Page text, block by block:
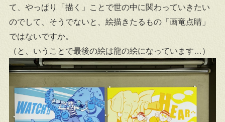
て、やっぱり「描く」ことで世の中に関わっていきたい
のでして、そうでないと、絵描きたるもの「画竜点睛」
ではないですか。
（と、いうことで最後の絵は龍の絵になっています…）